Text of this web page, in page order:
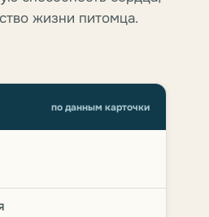
жизни питомца.
по данным карточки